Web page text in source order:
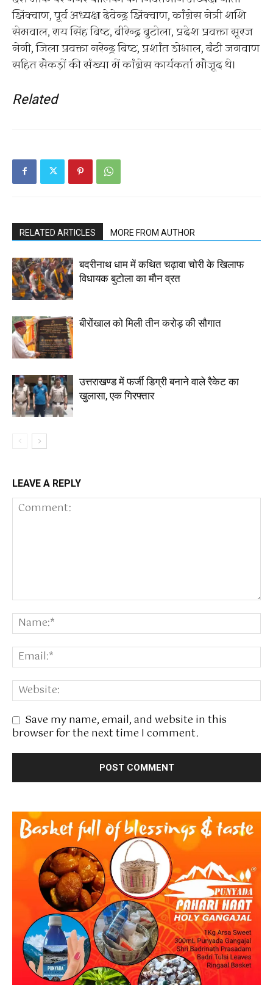
झिंक्वाण, पूर्व अध्यक्ष देवेन्द्र झिंक्वाण, कांग्रेस नेत्री शशि
सेमवाल, राय सिंह बिष्ट, बीरेन्द्र बुटोला, प्रदेश प्रवक्ता सूरज
नेगी, जिला प्रवक्ता नरेन्द्र बिष्ट, प्रशांत डोभाल, बंटी जगवाण
सहित सैकड़ों की संख्या में कांग्रेस कार्यकर्ता मौजूद थे।
Related
RELATED ARTICLES MORE FROM AUTHOR
बदरीनाथ धाम में कथित चढ़ावा चोरी के खिलाफ
विधायक बुटोला का मौन व्रत
बीरोंखाल को मिली तीन करोड़ की सौगात
उत्तराखण्ड में फर्जी डिग्री बनाने वाले रैकेट का
खुलासा, एक गिरफ्तार
LEAVE A REPLY
Save my name, email, and website in this
browser for the next time I comment.